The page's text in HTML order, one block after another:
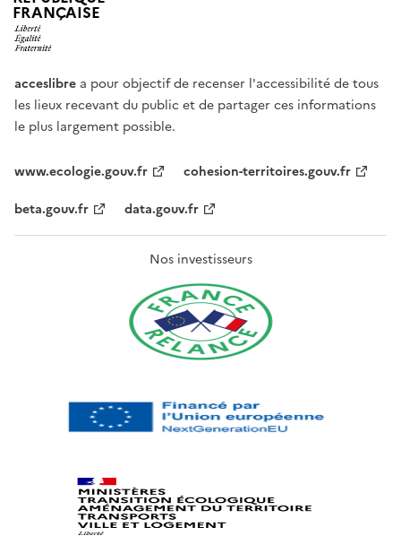
FRANÇAISE
acceslibre a pour objectif de recenser l'accessibilité de tous
les lieux recevant du public et de partager ces informations
le plus largement possible.
www.ecologie.gouv.fr
cohesion-territoires.gouv.fr
beta.gouv.fr
data.gouv.fr
Nos investisseurs